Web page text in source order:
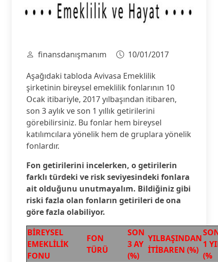
finansdanışmanım
10/01/2017
Aşağıdaki tabloda Avivasa Emeklilik
şirketinin bireysel emeklilik fonlarının 10
Ocak itibariyle, 2017 yılbaşından itibaren,
son 3 aylık ve son 1 yıllık getirilerini
görebilirsiniz. Bu fonlar hem bireysel
katılımcılara yönelik hem de gruplara yönelik
fonlardır.
Fon getirilerini incelerken, o getirilerin
farklı türdeki ve risk seviyesindeki fonlara
ait olduğunu unutmayalım. Bildiğiniz gibi
riski fazla olan fonların getirileri de ona
göre fazla olabiliyor.
BİREYSEL
EMEKLİLİK
FONU
FON
TÜRÜ
SON
3 AY
(%)
YILBAŞINDAN
İTİBAREN (%)
1
(%